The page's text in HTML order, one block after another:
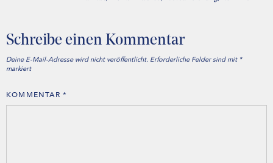
Schreibe einen Kommentar
Deine E-Mail-Adresse wird nicht veröffentlicht. Erforderliche Felder sind mit *
markiert
KOMMENTAR *